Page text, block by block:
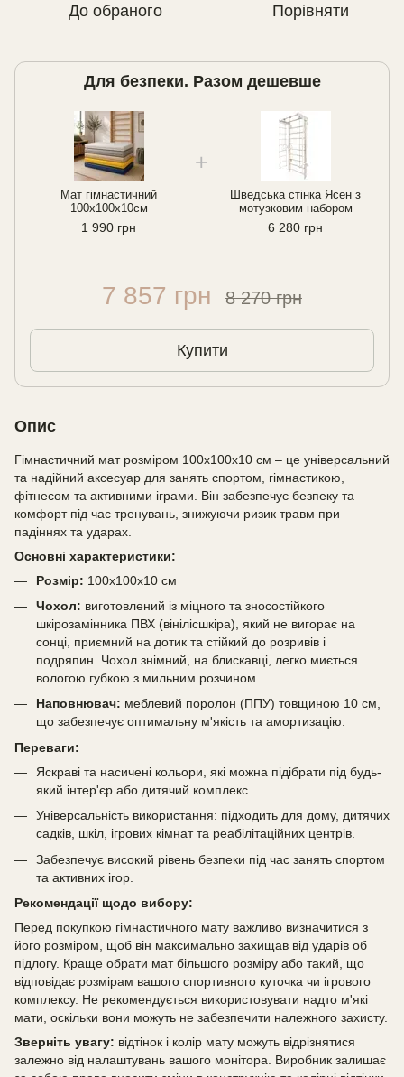
До обраного Порівняти
Для безпеки. Разом дешевше
Мат гімнастичний
100х100х10см
1 990 грн
Шведська стінка Ясен з
мотузковим набором
6 280 грн
7 857 грн 8 270 грн
Купити
Опис
Гімнастичний мат розміром 100х100х10 см – це універсальний
та надійний аксесуар для занять спортом, гімнастикою,
фітнесом та активними іграми. Він забезпечує безпеку та
комфорт під час тренувань, знижуючи ризик травм при
падіннях та ударах.
Основні характеристики:
Розмір: 100х100х10 см
Чохол: виготовлений із міцного та зносостійкого
шкірозамінника ПВХ (вінілісшкіра), який не вигорає на
сонці, приємний на дотик та стійкий до розривів і
подряпин. Чохол знімний, на блискавці, легко миється
вологою губкою з мильним розчином.
Наповнювач: меблевий поролон (ППУ) товщиною 10 см,
що забезпечує оптимальну м'якість та амортизацію.
Переваги:
Яскраві та насичені кольори, які можна підібрати під будь-
який інтер'єр або дитячий комплекс.
Універсальність використання: підходить для дому, дитячих
садків, шкіл, ігрових кімнат та реабілітаційних центрів.
Забезпечує високий рівень безпеки під час занять спортом
та активних ігор.
Рекомендації щодо вибору:
Перед покупкою гімнастичного мату важливо визначитися з
його розміром, щоб він максимально захищав від ударів об
підлогу. Краще обрати мат більшого розміру або такий, що
відповідає розмірам вашого спортивного куточка чи ігрового
комплексу. Не рекомендується використовувати надто м'які
мати, оскільки вони можуть не забезпечити належного захисту.
Зверніть увагу: відтінок і колір мату можуть відрізнятися
залежно від налаштувань вашого монітора. Виробник залишає